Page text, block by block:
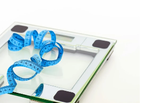
MATERIAŁ PARTNERA